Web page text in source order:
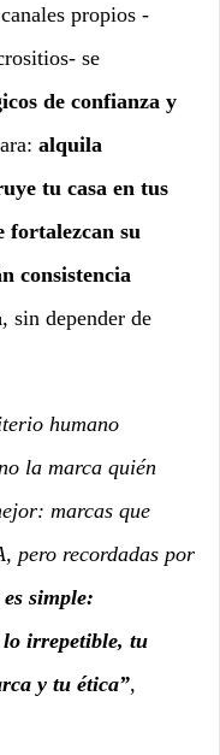
propios -
se
de confianza y
alquila
tu casa en tus
fortalezcan su
consistencia
, sin depender de
humano
la marca quién
marcas que
pero recordadas por
simple:
lo irrepetible, tu
y tu ética”,